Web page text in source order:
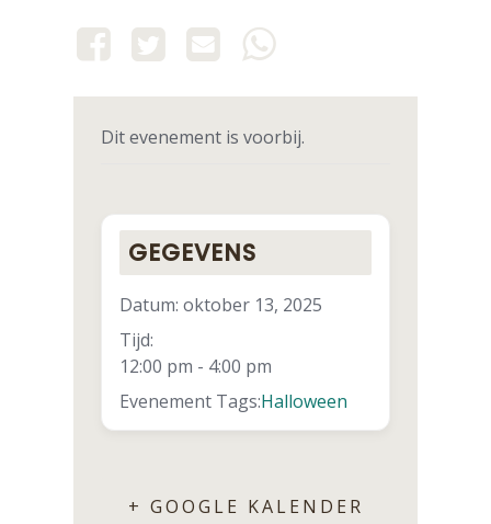
Dit evenement is voorbij.
GEGEVENS
Datum: oktober 13, 2025
Tijd:
12:00 pm - 4:00 pm
Evenement Tags:Halloween
+ GOOGLE KALENDER